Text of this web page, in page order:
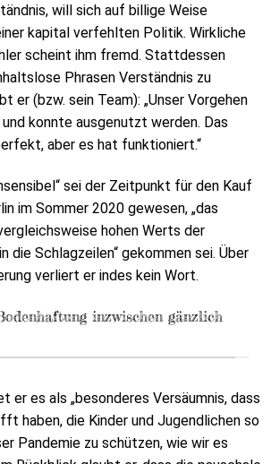
will sich auf billige Weise
kapital verfehlten Politik. Wirkliche
scheint ihm fremd. Stattdessen
Phrasen Verständnis zu
er (bzw. sein Team): „Unser Vorgehen
konnte ausgenutzt werden. Das
aber es hat funktioniert.“
sei der Zeitpunkt für den Kauf
im Sommer 2020 gewesen, „das
hohen Werts der
in die Schlagzeilen“ gekommen sei. Über
verliert er indes kein Wort.
inzwischen gänzlich
er es als „besonderes Versäumnis, dass
haben, die Kinder und Jugendlichen so
Pandemie zu schützen, wie wir es